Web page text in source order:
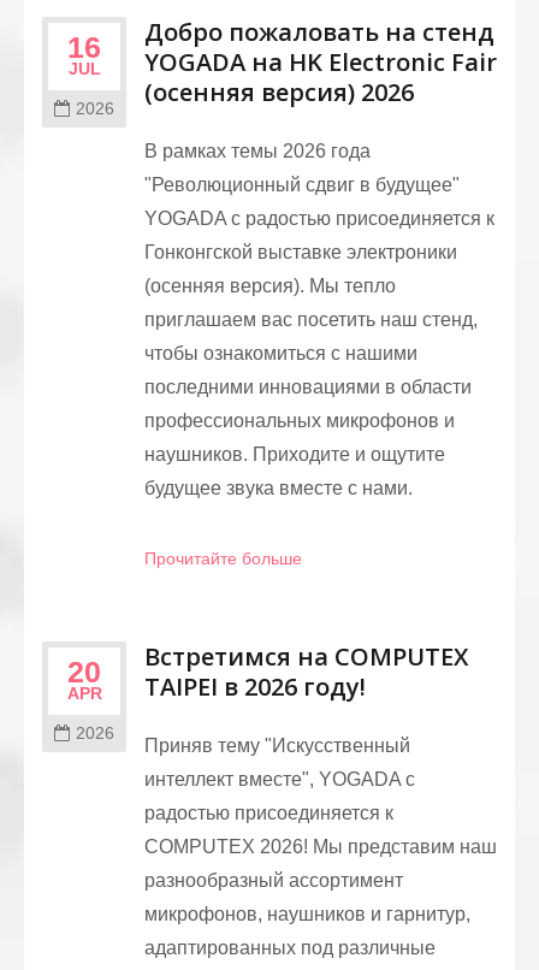
16
JUL
2026
Добро пожаловать на стенд
YOGADA на HK Electronic Fair
(осенняя версия) 2026
В рамках темы 2026 года
"Революционный сдвиг в будущее"
YOGADA с радостью присоединяется к
Гонконгской выставке электроники
(осенняя версия). Мы тепло
приглашаем вас посетить наш стенд,
чтобы ознакомиться с нашими
последними инновациями в области
профессиональных микрофонов и
наушников. Приходите и ощутите
будущее звука вместе с нами.
Прочитайте больше
20
APR
2026
Встретимся на COMPUTEX
TAIPEI в 2026 году!
Приняв тему "Искусственный
интеллект вместе", YOGADA с
радостью присоединяется к
COMPUTEX 2026! Мы представим наш
разнообразный ассортимент
микрофонов, наушников и гарнитур,
адаптированных под различные